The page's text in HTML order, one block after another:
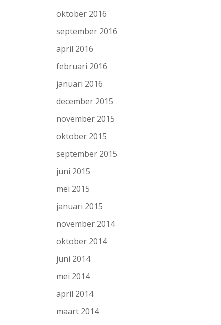
oktober 2016
september 2016
april 2016
februari 2016
januari 2016
december 2015
november 2015
oktober 2015
september 2015
juni 2015
mei 2015
januari 2015
november 2014
oktober 2014
juni 2014
mei 2014
april 2014
maart 2014